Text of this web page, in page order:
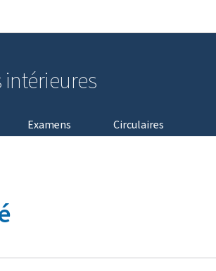
intérieures
Examens
Circulaires